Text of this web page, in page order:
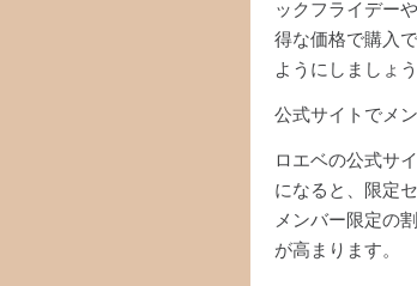
ックフライデー
得な価格で購入
ようにしましょう
公式サイトでメ
ロエベの公式サ
になると、限定
メンバー限定の
が高まります。